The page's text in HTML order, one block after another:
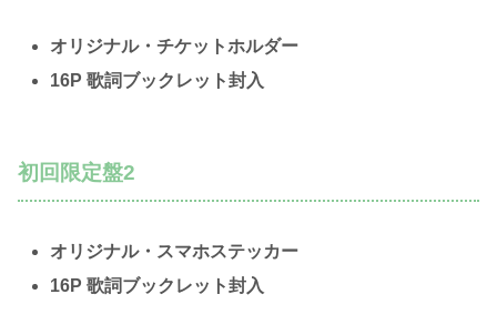
オリジナル・チケットホルダー
16P 歌詞ブックレット封入
初回限定盤2
オリジナル・スマホステッカー
16P 歌詞ブックレット封入